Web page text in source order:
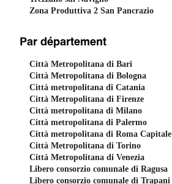
Zona Produttiva 2 San Pancrazio
Par département
Città Metropolitana di Bari
Città Metropolitana di Bologna
Città metropolitana di Catania
Città Metropolitana di Firenze
Città metropolitana di Milano
Città metropolitana di Palermo
Città metropolitana di Roma Capitale
Città Metropolitana di Torino
Città Metropolitana di Venezia
Libero consorzio comunale di Ragusa
Libero consorzio comunale di Trapani